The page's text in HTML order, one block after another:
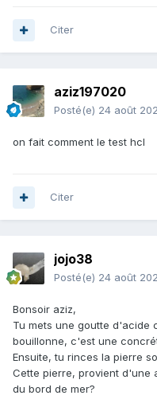
Citer
aziz197020
Posté(e) 24 août
on fait comment le test hcl
Citer
jojo38
Posté(e) 24 août
Bonsoir aziz,
Tu mets une goutte d'acide
bouillonne, c'est une
Ensuite, tu rinces la pierre
Cette pierre, provient d'une
du bord de mer?